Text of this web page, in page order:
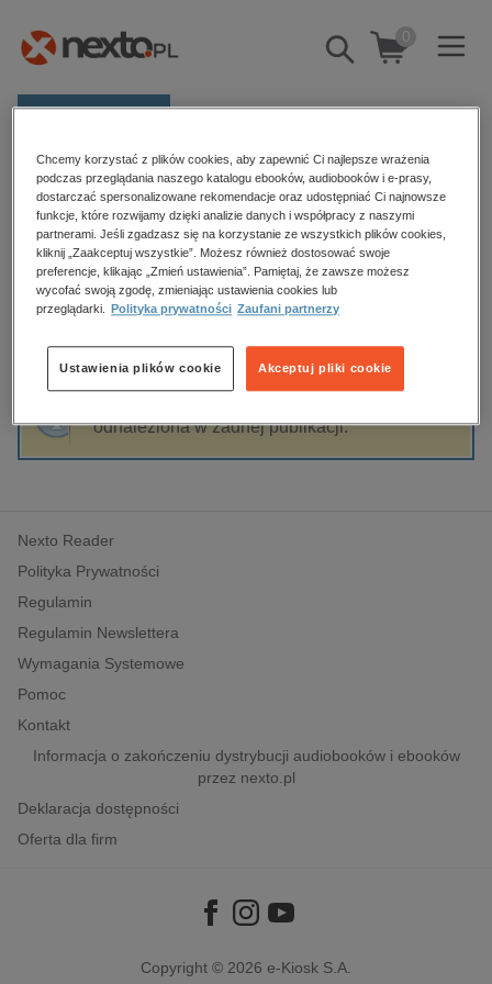
Pokaż/schowaj
wyszukiwarkę
0
Kategorie
Zobacz wszystkie E-prasa
budownictwo, aranżacja wnętrz
biznesowe, branżowe, gospodarka
dzienniki
edukacja
hobby, sport, rozrywka
komputery, internet, technologie, informatyka
polityka, społeczno-informacyjne
psychologiczne
inne
popularno-naukowe
historia
Strona główna Krzysztof Wons
Krzysztof Wons
Sortowanie Filtrowanie
odnaleziona w żadnej publikacji.
Nexto Reader
Polityka Prywatności
Regulamin
Regulamin Newslettera
Wymagania Systemowe
Pomoc
Kontakt
Informacja o zakończeniu dystrybucji audiobooków i ebooków
przez nexto.pl
Deklaracja dostępności
Oferta dla firm
Copyright © 2026 e-Kiosk S.A.
Chcemy korzystać z plików cookies, aby zapewnić Ci najlepsze wrażenia
podczas przeglądania naszego katalogu ebooków, audiobooków i e-prasy,
dostarczać spersonalizowane rekomendacje oraz udostępniać Ci najnowsze
funkcje, które rozwijamy dzięki analizie danych i współpracy z naszymi
partnerami. Jeśli zgadzasz się na korzystanie ze wszystkich plików cookies,
kliknij „Zaakceptuj wszystkie”. Możesz również dostosować swoje
preferencje, klikając „Zmień ustawienia”. Pamiętaj, że zawsze możesz
wycofać swoją zgodę, zmieniając ustawienia cookies lub
przeglądarki.
Polityka prywatności Zaufani partnerzy
Akceptuj pliki cookie
Ustawienia plików cookie